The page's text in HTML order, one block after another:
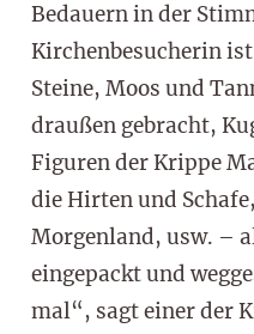
Bedauern in der
Kirchenbesucherin
Steine, Moos und
draußen gebracht,
Figuren der Krippe
die Hirten und
Morgenland, usw. –
eingepackt und
mal“, sagt einer der